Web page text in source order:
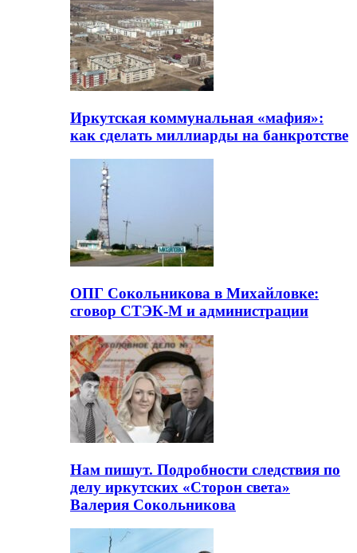
Иркутская коммунальная «мафия»:
как сделать миллиарды на банкротстве
ОПГ Сокольникова в Михайловке:
сговор СТЭК-М и администрации
Нам пишут. Подробности следствия по
делу иркутских «Сторон света»
Валерия Сокольникова